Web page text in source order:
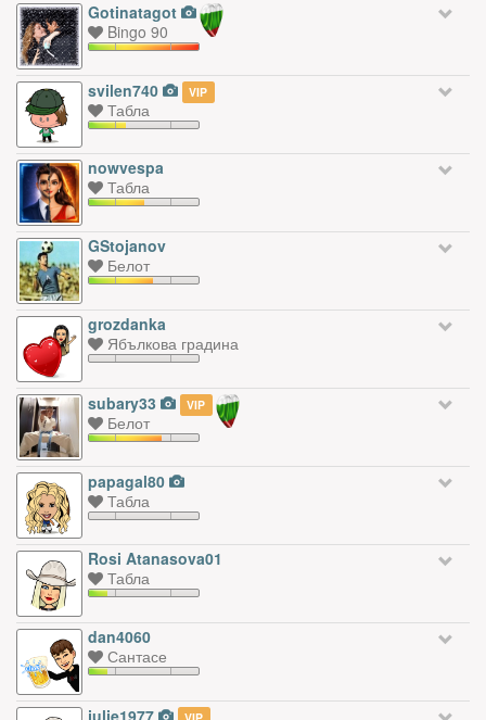
Gotinatagot
Bingo 90
svilen740 VIP
Табла
nowvespa
Табла
GStojanov
Белот
grozdanka
Ябълкова градина
subary33 VIP
Белот
papagal80
Табла
Rosi Atanasova01
Табла
dan4060
Сантасе
julie1977